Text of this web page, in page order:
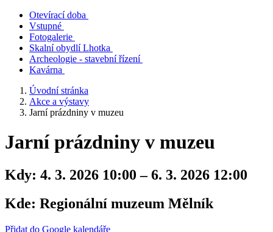
Otevírací doba
Vstupné
Fotogalerie
Skalní obydlí Lhotka
Archeologie - stavební řízení
Kavárna
Úvodní stránka
Akce a výstavy
Jarní prázdniny v muzeu
Jarní prázdniny v muzeu
Kdy: 4. 3. 2026 10:00 – 6. 3. 2026 12:00
Kde: Regionální muzeum Mělník
Přidat do Google kalendáře